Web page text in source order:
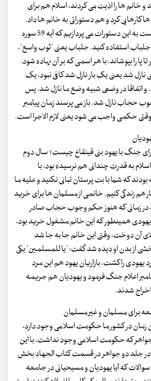
خانم ها را اذیت می کردند، اسلام هم برای
کارهایی کرد و هم دستوراتی به خانم ها داد.
چون بحث حجاب است به این دستورات می پردازیم که آیه 59 سوره
جلباب استفاده کنید. جلباب یعنی "ثوب واسع"،
پا را بپوشاند، با هر اسمی که بر آن نهاده شود.
شد یعنی یک بار نازل شد کافی نبود، یک
و اتفاقا در وضعی شبیه وضع ما نازل شد. پس
حجاب نازل شد. باز می پرسند زمان پیامبر
حکمی واجب می شود یعنی لازم الاجرا است.
جنگ با یهود بنی قینقاع چیست؟ سال دوم
به قدرت چندانی هم نرسیده بود، با
بودند که شما با بت پرستان تبانی نکنید و علیه ما
هم زندگی کنیم. خانمی از مسلمان ها برای خرید
در زمانی که هنوز حکم وجوب حجاب صادر
همینطور که این خانم مشغول خرید بود،
آن دوخت، وقتی این خانم جا به جا شد
از بدن او دیده شد گفت: "یا للمسلمین" یکی
یهودی را کشت، بازاریان یهود هم این مرد
اعلام جنگ فرمود و یهودیان هم جریمه
شدند.
برای مسلمان و غیر مسلمان
زمان در کشور ما حکومت اسلامی وجود دارد،
که حکومت اسلامی وجود نداشت، با این
جلد دو جواهر در قسمت کتاب الجهاد بخش
که آیا یهودیان و مسیحیانی در جامعه